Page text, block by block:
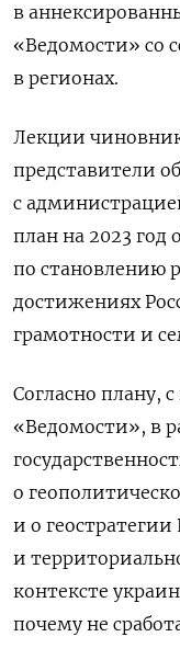
в
«Ведомости» со
в регионах.
Лекции
представители
с
план на 2023
по становлению
достижениях
грамотности и
Согласно плану,
«Ведомости», в
о
и о геостратегии
и
контексте
почему не